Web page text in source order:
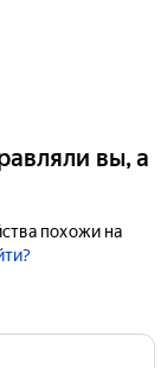
вы, а
похожи на